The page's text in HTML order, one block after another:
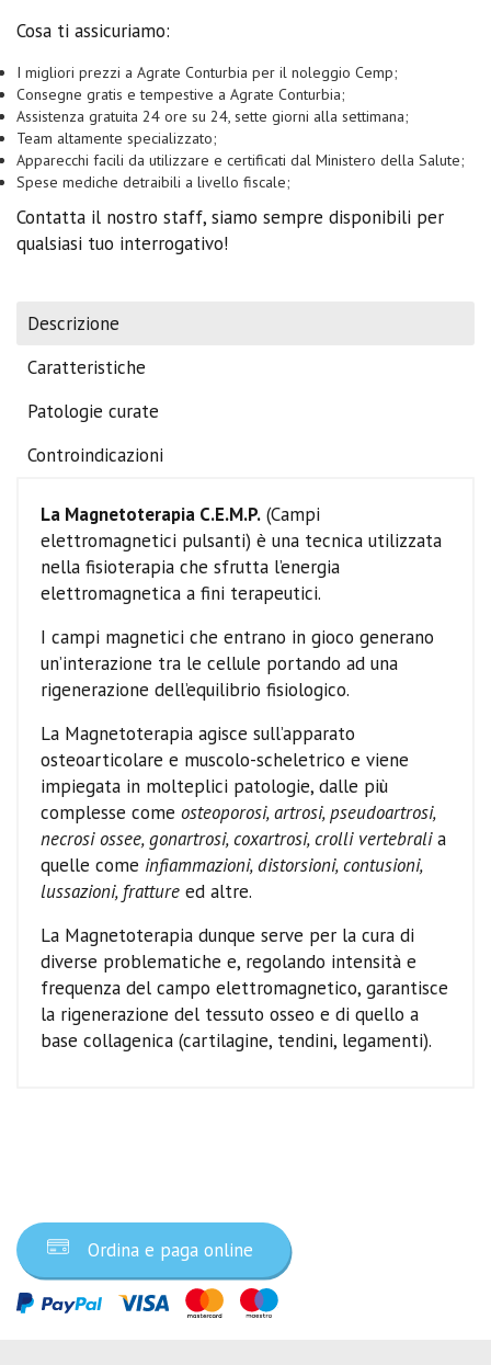
Cosa ti assicuriamo:
I migliori prezzi a Agrate Conturbia per il noleggio Cemp;
Consegne gratis e tempestive a Agrate Conturbia;
Assistenza gratuita 24 ore su 24, sette giorni alla settimana;
Team altamente specializzato;
Apparecchi facili da utilizzare e certificati dal Ministero della Salute;
Spese mediche detraibili a livello fiscale;
Contatta il nostro staff, siamo sempre disponibili per
qualsiasi tuo interrogativo!
Descrizione
Caratteristiche
Patologie curate
Controindicazioni
La Magnetoterapia C.E.M.P. (Campi
elettromagnetici pulsanti) è una tecnica utilizzata
nella fisioterapia che sfrutta l’energia
elettromagnetica a fini terapeutici.
I campi magnetici che entrano in gioco generano
un’interazione tra le cellule portando ad una
rigenerazione dell’equilibrio fisiologico.
La Magnetoterapia agisce sull’apparato
osteoarticolare e muscolo-scheletrico e viene
impiegata in molteplici patologie, dalle più
complesse come osteoporosi, artrosi, pseudoartrosi,
necrosi ossee, gonartrosi, coxartrosi, crolli vertebralia
quelle come infiammazioni, distorsioni, contusioni,
lussazioni, fratture ed altre.
La Magnetoterapia dunque serve per la cura di
diverse problematiche e, regolando intensità e
frequenza del campo elettromagnetico, garantisce
la rigenerazione del tessuto osseo e di quello a
base collagenica (cartilagine, tendini, legamenti).
Ordina e paga online